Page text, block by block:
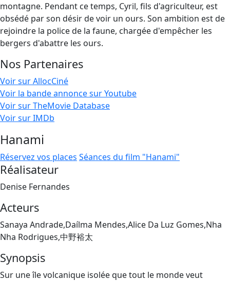
montagne. Pendant ce temps, Cyril, fils d'agriculteur, est
obsédé par son désir de voir un ours. Son ambition est de
rejoindre la police de la faune, chargée d'empêcher les
bergers d'abattre les ours.
Nos Partenaires
Voir sur AllocCiné
Voir la bande annonce sur Youtube
Voir sur TheMovie Database
Voir sur IMDb
Hanami
Réservez vos places Séances du film "Hanami"
Réalisateur
Denise Fernandes
Acteurs
Sanaya Andrade,Daílma Mendes,Alice Da Luz Gomes,Nha
Nha Rodrigues,中野裕太
Synopsis
Sur une île volcanique isolée que tout le monde veut